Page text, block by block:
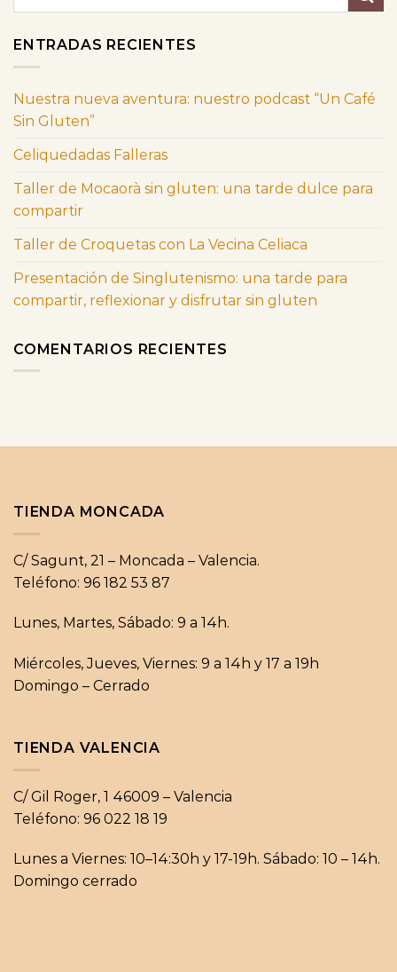
ENTRADAS RECIENTES
Nuestra nueva aventura: nuestro podcast “Un Café
Sin Gluten”
Celiquedadas Falleras
Taller de Mocaorà sin gluten: una tarde dulce para
compartir
Taller de Croquetas con La Vecina Celiaca
Presentación de Singlutenismo: una tarde para
compartir, reflexionar y disfrutar sin gluten
COMENTARIOS RECIENTES
TIENDA MONCADA
C/ Sagunt, 21 – Moncada – Valencia.
Teléfono: 96 182 53 87
Lunes, Martes, Sábado: 9 a 14h.
Miércoles, Jueves, Viernes: 9 a 14h y 17 a 19h
Domingo – Cerrado
TIENDA VALENCIA
C/ Gil Roger, 1 46009 – Valencia
Teléfono: 96 022 18 19
Lunes a Viernes: 10–14:30h y 17-19h. Sábado: 10 – 14h.
Domingo cerrado